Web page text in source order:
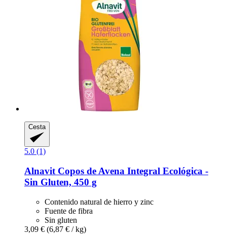
Cesta
5.0 (1)
Alnavit Copos de Avena Integral Ecológica -​
Sin Gluten, 450 g
Contenido natural de hierro y zinc
Fuente de fibra
Sin gluten
3,09 € (6,87 € / kg)